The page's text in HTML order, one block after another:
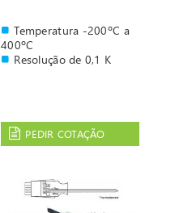
Temperatura -200ºC a
400ºC
Resolução de 0,1 K
PEDIR COTAÇÃO